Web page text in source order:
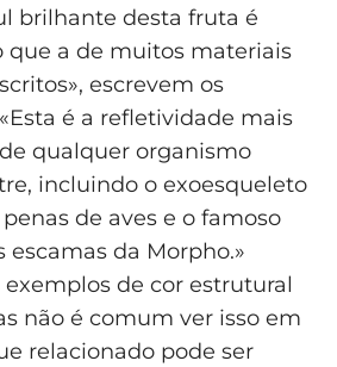
brilhante desta fruta é
que a de muitos materiais
escrevem os
é a refletividade mais
qualquer organismo
incluindo o exoesqueleto
de aves e o famoso
escamas da Morpho.»
de cor estrutural
não é comum ver isso em
relacionado pode ser